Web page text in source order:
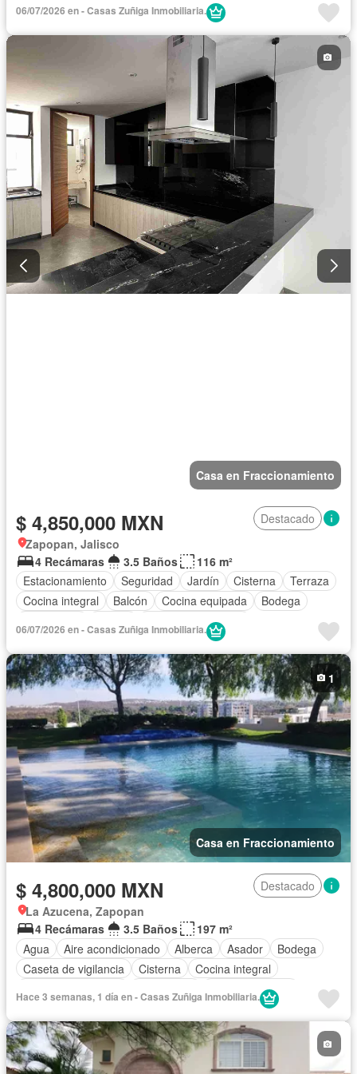
Recámara con closet
Alberca
Aire acondicionado
06/07/2026 en - Casas Zuñiga Inmobiliaria.
Casa en Fraccionamiento
$ 4,850,000 MXN
Destacado
Zapopan, Jalisco
4 Recámaras
3.5 Baños
116 m²
Estacionamiento
Seguridad Jardín Cisterna
Terraza
Cocina integral
Balcón Cocina equipada
Bodega
Cuarto de Limpieza
Recámara con closet
Caseta de vigilancia
Alberca
Zona infantil
Aire acondicionado
Sin amueblar
06/07/2026 en - Casas Zuñiga Inmobiliaria.
Casa en Fraccionamiento
1
$ 4,800,000 MXN
Destacado
La Azucena, Zapopan
4 Recámaras
3.5 Baños
197 m²
Agua
Aire acondicionado Alberca Asador
Bodega
Caseta de vigilancia
Cisterna
Cocina integral
Estacionamiento
Seguridad
Terraza
Vista panorámica Zonas verdes
Hace 3 semanas, 1 día en - Casas Zuñiga Inmobiliaria.